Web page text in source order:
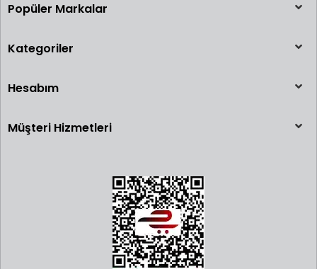
Popüler Markalar
Kategoriler
Hesabım
Müşteri Hizmetleri